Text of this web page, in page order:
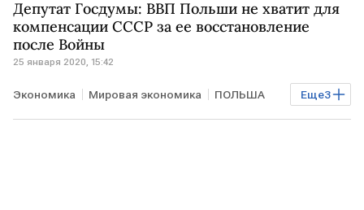
Депутат Госдумы: ВВП Польши не хватит для
компенсации СССР за ее восстановление
после Войны
25 января 2020, 15:42
Еще3
Экономика Мировая экономика ПОЛЬША
РОССИЯ СССР компенсация